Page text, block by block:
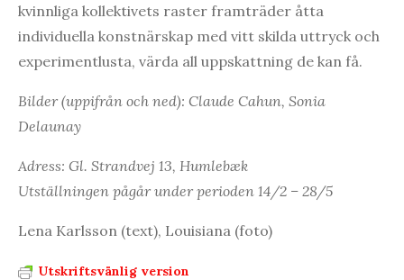
kvinnliga kollektivets raster framträder åtta
individuella konstnärskap med vitt skilda uttryck och
experimentlusta, värda all uppskattning de kan få.
Bilder (uppifrån och ned): Claude Cahun, Sonia
Delaunay
Adress: Gl. Strandvej 13, Humlebæk
Utställningen pågår under perioden 14/2 – 28/5
Lena Karlsson (text), Louisiana (foto)
Utskriftsvänlig version